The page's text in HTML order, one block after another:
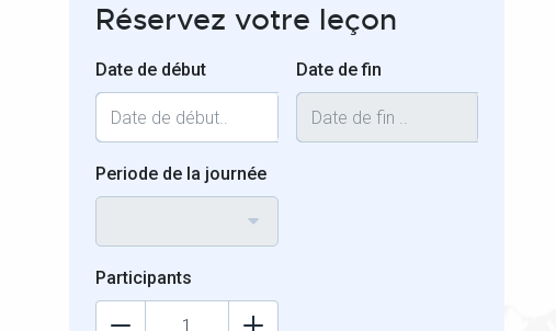
Réservez votre leçon
Date de début Date de fin
Periode de la journée
Participants